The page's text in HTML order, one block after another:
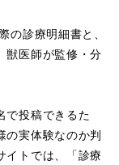
の診療明細書と、
獣医師が監修・分
で投稿できるた
の実体験なのか判
イトでは、「診療